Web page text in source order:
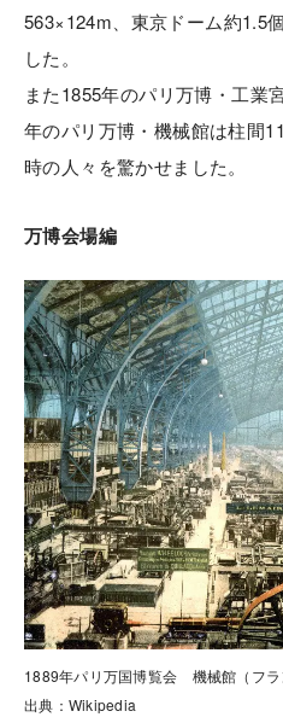
563×124m、東京ドーム約1.5
した。
また1855年のパリ万博・工業
年のパリ万博・機械館は柱間
時の人々を驚かせました。
万博会場編
1889年パリ万国博覧会 機械館（フラ
出典：Wikipedia